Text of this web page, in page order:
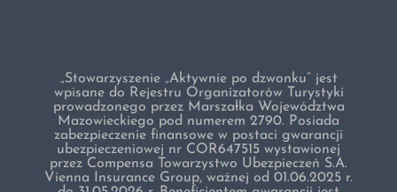
„Stowarzyszenie „Aktywnie po dzwonku” jest
wpisane do Rejestru Organizatorów Turystyki
prowadzonego przez Marszałka Województwa
Mazowieckiego pod numerem 2790. Posiada
zabezpieczenie finansowe w postaci gwarancji
ubezpieczeniowej nr COR647515 wystawionej
przez Compensa Towarzystwo Ubezpieczeń S.A.
Vienna Insurance Group, ważnej od 01.06.2025 r.